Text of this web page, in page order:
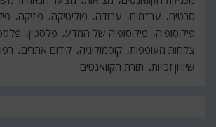
סרטים
עב"מים עבודה פוליטיקה פיזיקה
פילוסופיה
פילוסופיה של המדע פלסטין
צלחות מעופפות קוסמולוגיה קידום אתרים
שיוויון זכויות תורת הקוואנטים